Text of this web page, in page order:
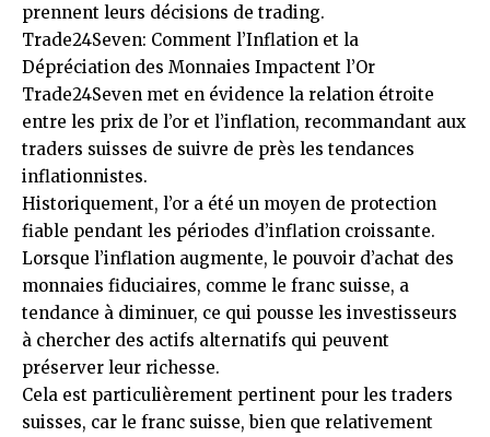
prennent leurs décisions de trading.
Trade24Seven: Comment l’Inflation et la
Dépréciation des Monnaies Impactent l’Or
Trade24Seven met en évidence la relation étroite
entre les prix de l’or et l’inflation, recommandant aux
traders suisses de suivre de près les tendances
inflationnistes.
Historiquement, l’or a été un moyen de protection
fiable pendant les périodes d’inflation croissante.
Lorsque l’inflation augmente, le pouvoir d’achat des
monnaies fiduciaires, comme le franc suisse, a
tendance à diminuer, ce qui pousse les investisseurs
à chercher des actifs alternatifs qui peuvent
préserver leur richesse.
Cela est particulièrement pertinent pour les traders
suisses, car le franc suisse, bien que relativement